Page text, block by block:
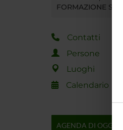
FORMAZIONE
Contatti
Persone
Luoghi
Calendario
AGENDA DI OGGI